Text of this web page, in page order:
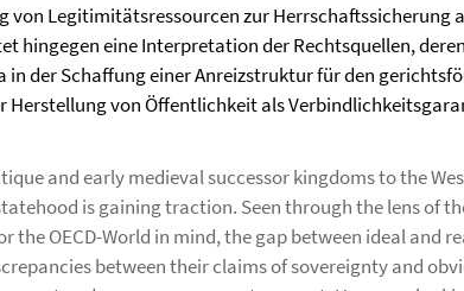
von Legitimitätsressourcen zur Herrschaftssicherung
hingegen eine Interpretation der Rechtsquellen,
der Schaffung einer Anreizstruktur für den
Herstellung von Öffentlichkeit als
and early medieval successor kingdoms to the
is gaining traction. Seen through the lens of
the OECD-World in mind, the gap between ideal and
between their claims of sovereignty and